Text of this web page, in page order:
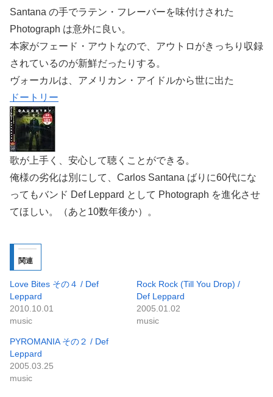
Santana の手でラテン・フレーバーを味付けされた
Photograph は意外に良い。
本家がフェード・アウトなので、アウトロがきっちり収録
されているのが新鮮だったりする。
ヴォーカルは、アメリカン・アイドルから世に出た
ドートリー
歌が上手く、安心して聴くことができる。
俺様の劣化は別にして、Carlos Santana ばりに60代にな
ってもバンド Def Leppard として Photograph を進化させ
てほしい。（あと10数年後か）。
関連
Love Bites その４ / Def
Leppard
2010.10.01
music
Rock Rock (Till You Drop) /
Def Leppard
2005.01.02
music
PYROMANIA その２ / Def
Leppard
2005.03.25
music